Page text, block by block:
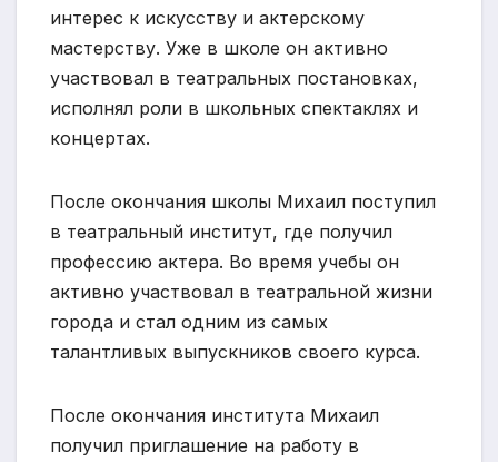
интерес к искусству и актерскому
мастерству. Уже в школе он активно
участвовал в театральных постановках,
исполнял роли в школьных спектаклях и
концертах.
После окончания школы Михаил поступил
в театральный институт, где получил
профессию актера. Во время учебы он
активно участвовал в театральной жизни
города и стал одним из самых
талантливых выпускников своего курса.
После окончания института Михаил
получил приглашение на работу в